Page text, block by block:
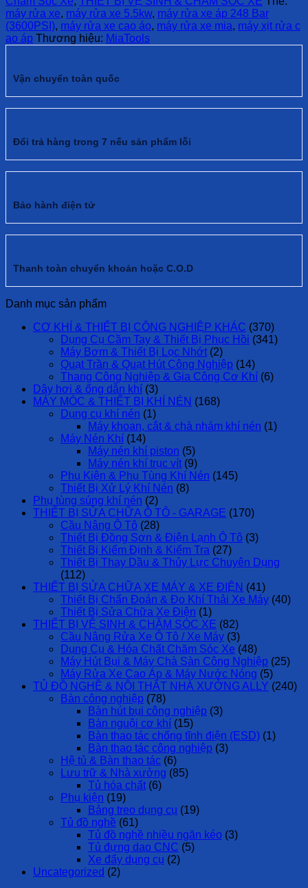
máy rửa xe, máy rửa xe 5.5kw, máy rửa xe áp 248 Bar
(3600PSI), máy rửa xe cao áo, máy rửa xe mia, máy xịt rửa c
ao áp Thương hiệu: MiaTools
Vận chuyển toàn quốc
Đổi trả hàng trong 7 nếu sản phẩm lỗi
Bảo hành điện tử
Thanh toàn chuyển khoản hoặc C.O.D
Danh mục sản phẩm
CƠ KHÍ & THIẾT BỊ CÔNG NGHIỆP KHÁC (370)
Dụng Cụ Cầm Tay & Thiết Bị Phục Hồi (341)
Máy Bơm & Thiết Bị Lọc Nhớt (2)
Quạt Trần & Quạt Hút Công Nghiệp (14)
Thang Công Nghiệp & Gia Công Cơ Khí (6)
Dây hơi & ống dẫn khí (3)
MÁY MÓC & THIẾT BỊ KHÍ NÉN (168)
Dụng cụ khí nén (1)
Máy khoan, cắt & chà nhám khí nén (1)
Máy Nén Khí (14)
Máy nén khí piston (5)
Máy nén khí trục vít (9)
Phụ Kiện & Phụ Tùng Khí Nén (145)
Thiết Bị Xử Lý Khí Nén (8)
Phụ tùng súng khí nén (2)
THIẾT BỊ SỬA CHỮA Ô TÔ - GARAGE (170)
Cầu Nâng Ô Tô (28)
Thiết Bị Đồng Sơn & Điện Lạnh Ô Tô (3)
Thiết Bị Kiểm Định & Kiểm Tra (27)
Thiết Bị Thay Dầu & Thủy Lực Chuyên Dụng
(112)
THIẾT BỊ SỬA CHỮA XE MÁY & XE ĐIỆN (41)
Thiết Bị Chẩn Đoán & Đo Khí Thải Xe Máy (40)
Thiết Bị Sửa Chữa Xe Điện (1)
THIẾT BỊ VỆ SINH & CHĂM SÓC XE (82)
Cầu Nâng Rửa Xe Ô Tô / Xe Máy (3)
Dụng Cụ & Hóa Chất Chăm Sóc Xe (48)
Máy Hút Bụi & Máy Chà Sàn Công Nghiệp (25)
Máy Rửa Xe Cao Áp & Máy Nước Nóng (5)
TỦ ĐỒ NGHỀ & NỘI THẤT NHÀ XƯỞNG ALLY (240)
Bàn công nghiệp (78)
Bàn hút bụi công nghiệp (3)
Bàn nguội cơ khí (15)
Bàn thao tác chống tĩnh điện (ESD) (1)
Bàn thao tác công nghiệp (3)
Hệ tủ & Bàn thao tác (6)
Lưu trữ & Nhà xưởng (85)
Tủ hóa chất (6)
Phụ kiện (19)
Bảng treo dụng cụ (19)
Tủ đồ nghề (61)
Tủ đồ nghề nhiều ngăn kéo (3)
Tủ đựng dao CNC (5)
Xe đẩy dụng cụ (2)
Uncategorized (2)